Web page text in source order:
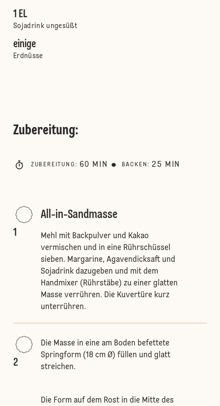
1 EL
Sojadrink ungesüßt
einige
Erdnüsse
Zubereitung:
ZUBEREITUNG : 60 MIN BACKEN : 25 MIN
1
All-in-Sandmasse
Mehl mit Backpulver und Kakao
vermischen und in eine Rührschüssel
sieben. Margarine, Agavendicksaft und
Sojadrink dazugeben und mit dem
Handmixer (Rührstäbe) zu einer glatten
Masse verrühren. Die Kuvertüre kurz
unterrühren.
2
Die Masse in eine am Boden befettete
Springform (18 cm Ø) füllen und glatt
streichen.
Die Form auf dem Rost in die Mitte des